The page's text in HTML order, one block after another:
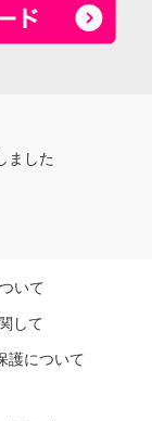
ました
いて
して
護について